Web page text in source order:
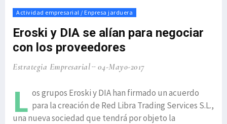
Actividad empresarial / Enpresa jarduera
Eroski y DIA se alían para negociar
con los proveedores
Estrategia Empresarial 04-Mayo-2017
L os grupos Eroski y DIA han firmado un acuerdo
para la creación de Red Libra Trading Services S.L.,
una nueva sociedad que tendrá por objeto la